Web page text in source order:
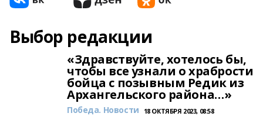
Выбор редакции
«Здравствуйте, хотелось бы,
чтобы все узнали о храбрости
бойца с позывным Редик из
Архангельского района…»
Победа. Новости 18 ОКТЯБРЯ 2023, 08:58